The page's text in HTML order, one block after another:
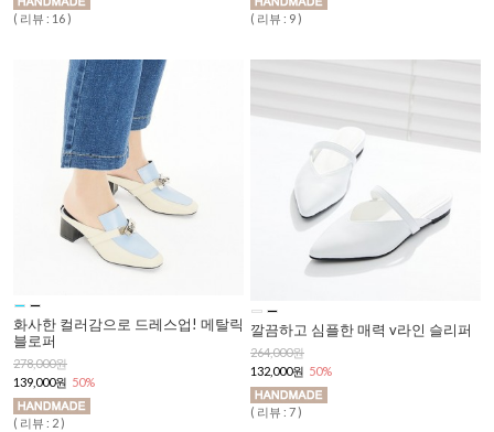
( 리뷰 : 16 ) ( 리뷰 : 9 )
화사한 컬러감으로 드레스업! 메탈릭
블로퍼
278,000원
139,000원 50%
( 리뷰 : 2 )
깔끔하고 심플한 매력 v라인 슬리퍼
264,000원
132,000원 50%
( 리뷰 : 7 )